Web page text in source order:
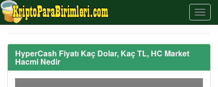
HyperCash Fiyatı Kaç Dolar, Kaç TL, HC Market
Hacmi Nedir